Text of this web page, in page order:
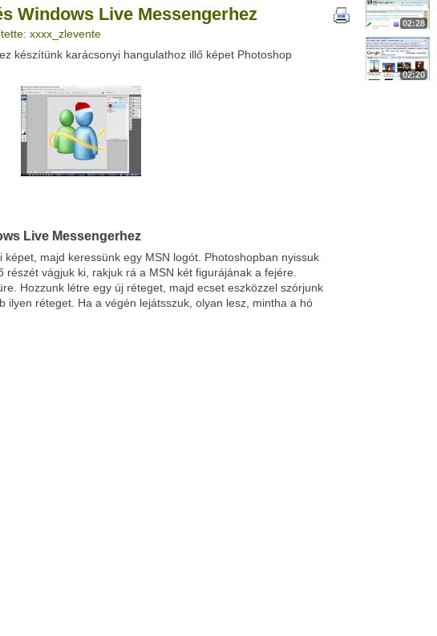
Üzenet (opcionális):
Google
klubhoz sem.
között!
Windows Live Messengerhez
xxxx_zlevente
készítünk karácsonyi hangulathoz illő képet Photoshop
Live Messengerhez
képet, majd keressünk egy MSN logót. Photoshopban nyissuk
vágjuk ki, rakjuk rá a MSN két figurájának a fejére.
Hozzunk létre egy új réteget, majd ecset eszközzel szórjunk
ilyen réteget. Ha a végén lejátsszuk, olyan lesz, mintha a hó
02:28
02:20